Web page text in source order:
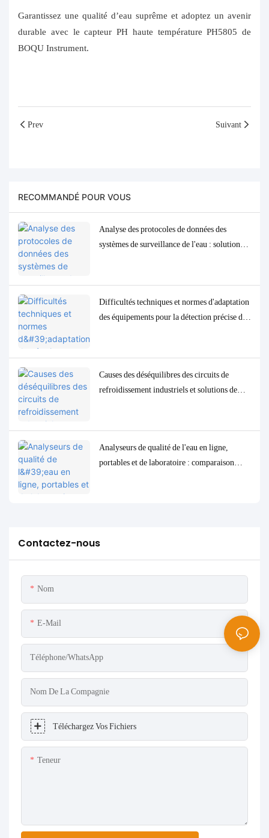
Garantissez une qualité d’eau suprême et adoptez un avenir
durable avec le capteur PH haute température PH5805 de
BOQU Instrument.
Prev Suivant
RECOMMANDÉ POUR VOUS
Analyse des protocoles de données des
systèmes de surveillance de l'eau : solutions
Difficultés techniques et normes d'adaptation
des équipements pour la détection précise des
Causes des déséquilibres des circuits de
refroidissement industriels et solutions de
Analyseurs de qualité de l'eau en ligne,
portables et de laboratoire : comparaison
Contactez-nous
Nom
E-Mail
Téléphone/WhatsApp
Nom De La Compagnie
Téléchargez Vos Fichiers
Teneur